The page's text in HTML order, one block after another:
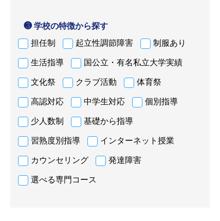
❸ 学校の特徴から探す
担任制
起立性調節障害 制服あり
生活指導 国公立・有名私立大学実績
文化祭 クラブ活動 体育祭
高認対応 中学生対応 個別指導
少人数制 基礎から指導
習熟度別指導 インターネット授業
カウンセリング 発達障害
選べる専門コース